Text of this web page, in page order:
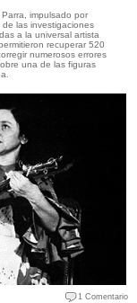
impulsado por
las investigaciones
a la universal artista
recuperar 520
numerosos errores
una de las figuras
1 Comentario